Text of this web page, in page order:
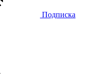
Подписка